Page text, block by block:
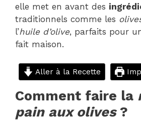
elle met en avant des
traditionnels comme les
l’huile d’olive, parfaits pour
fait maison.
Aller à la Recette
Comment faire la
pain aux olives?